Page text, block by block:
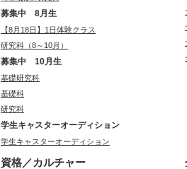
募集中 8月生
【8月18日】1日体験クラス
研究科（8～10月）
募集中 10月生
基礎研究科
基礎科
研究科
学生キャスターオーディション
学生キャスターオーディション
資格／カルチャー